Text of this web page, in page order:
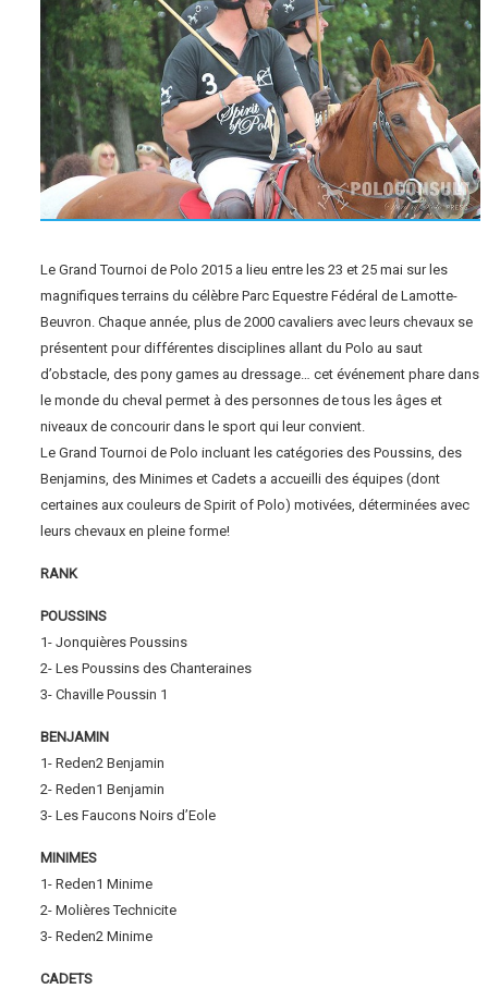
Le Grand Tournoi de Polo 2015 a lieu entre les 23 et 25 mai sur les
magnifiques terrains du célèbre Parc Equestre Fédéral de Lamotte-
Beuvron. Chaque année, plus de 2000 cavaliers avec leurs chevaux se
présentent pour différentes disciplines allant du Polo au saut
d’obstacle, des pony games au dressage… cet événement phare dans
le monde du cheval permet à des personnes de tous les âges et
niveaux de concourir dans le sport qui leur convient.
Le Grand Tournoi de Polo incluant les catégories des Poussins, des
Benjamins, des Minimes et Cadets a accueilli des équipes (dont
certaines aux couleurs de Spirit of Polo) motivées, déterminées avec
leurs chevaux en pleine forme!
RANK
POUSSINS
1- Jonquières Poussins
2- Les Poussins des Chanteraines
3- Chaville Poussin 1
BENJAMIN
1- Reden2 Benjamin
2- Reden1 Benjamin
3- Les Faucons Noirs d’Eole
MINIMES
1- Reden1 Minime
2- Molières Technicite
3- Reden2 Minime
CADETS